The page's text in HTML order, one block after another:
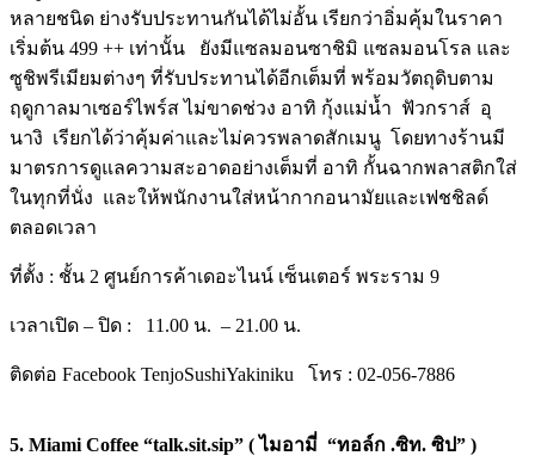
หลายชนิด ย่างรับประทานกันได้ไม่อั้น เรียกว่าอิ่มคุ้มในราคา
เริ่มต้น 499 ++ เท่านั้น ยังมีแซลมอนซาชิมิ แซลมอนโรล และ
ซูชิพรีเมียมต่างๆ ที่รับประทานได้อีกเต็มที่ พร้อมวัตถุดิบตาม
ฤดูกาลมาเซอร์ไพร์ส ไม่ขาดช่วง อาทิ กุ้งแม่น้ำ ฟัวกราส์ อุ
นางิ เรียกได้ว่าคุ้มค่าและไม่ควรพลาดสักเมนู โดยทางร้านมี
มาตรการดูแลความสะอาดอย่างเต็มที่ อาทิ กั้นฉากพลาสติกใส่
ในทุกที่นั่ง และให้พนักงานใส่หน้ากากอนามัยและเฟชชิลด์
ตลอดเวลา
ที่ตั้ง : ชั้น 2 ศูนย์การค้าเดอะไนน์ เซ็นเตอร์ พระราม 9
เวลาเปิด – ปิด : 11.00 น. – 21.00 น.
ติดต่อ Facebook TenjoSushiYakiniku โทร : 02-056-7886
5. Miami Coffee “talk.sit.sip” (ไมอามี่ “ทอล์ก .ซิท. ซิป” )